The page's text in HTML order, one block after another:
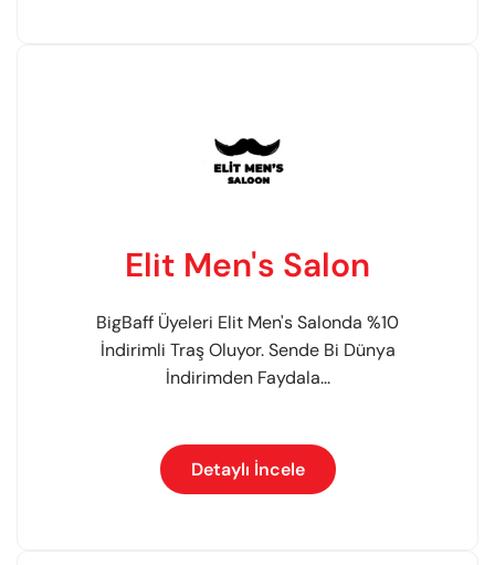
Elit Men's Salon
BigBaff Üyeleri Elit Men's Salonda %10
İndirimli Traş Oluyor. Sende Bi Dünya
İndirimden Faydala...
Detaylı İncele